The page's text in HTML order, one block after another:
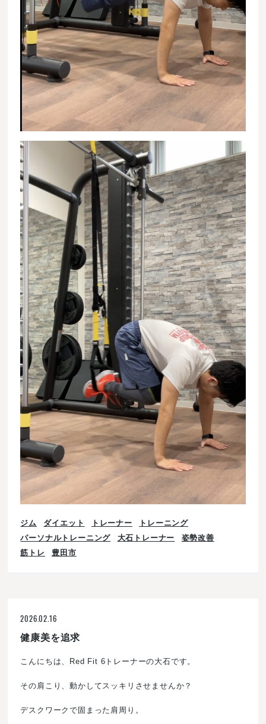
ジム ダイエット トレーナー
トレーニング
パーソナルトレーニング
大石トレーナー
姿勢改善
筋トレ
豊田市
2026.02.16
健康美を追求
こんにちは、Red Fit 6トレーナーの大石です。
その肩こり、動かしてスッキリさせませんか？
デスクワークで固まった肩周り。